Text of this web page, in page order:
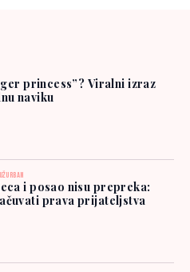
princess”? Viralni izraz
naviku
i posao nisu prepreka:
prava prijateljstva